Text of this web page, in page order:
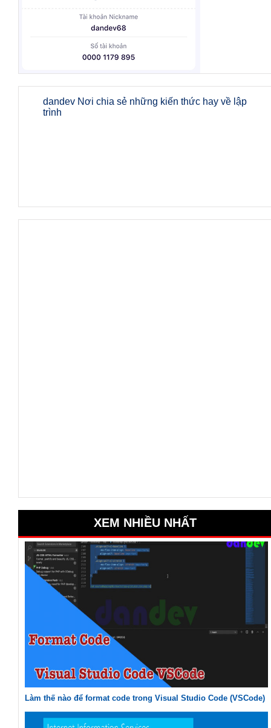
dandev Nơi chia sẻ những kiến thức hay về lập
trình
XEM NHIỀU NHẤT
Làm thế nào để format code trong Visual Studio Code (VSCode)